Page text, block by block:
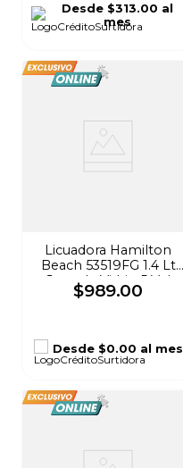
Desde $313.00 al
mes
Licuadora Hamilton
Beach 53519FG 1.4 Lt
Jarra de Vidrio 5 Vel
Rojo
$989.00
Desde$0.00 al mes